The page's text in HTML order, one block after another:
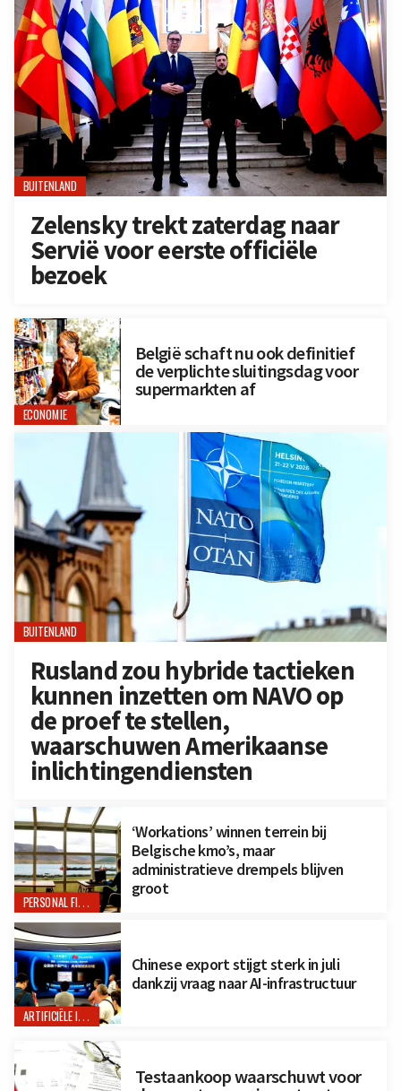
BUITENLAND
Zelensky trekt zaterdag naar
Servië voor eerste officiële
bezoek
ECONOMIE
België schaft nu ook definitief
de verplichte sluitingsdag voor
supermarkten af
BUITENLAND
Rusland zou hybride tactieken
kunnen inzetten om NAVO op
de proef te stellen,
waarschuwen Amerikaanse
inlichtingendiensten
PERSONAL FINANCE
‘Workations’ winnen terrein bij
Belgische kmo’s, maar
administratieve drempels blijven
groot
ARTIFICIËLE INTELLIGENTIE
Chinese export stijgt sterk in juli
dankzij vraag naar AI-infrastructuur
Testaankoop waarschuwt voor